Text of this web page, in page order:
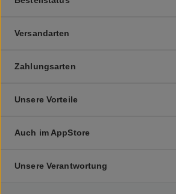
Versandarten
Zahlungsarten
Unsere Vorteile
Auch im AppStore
Unsere Verantwortung